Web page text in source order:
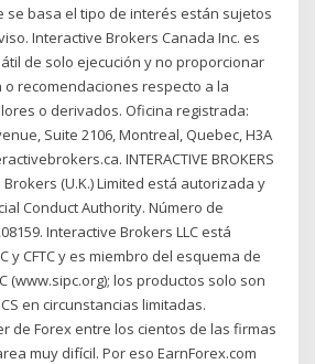
se basa el tipo de interés están sujetos
Interactive Brokers Canada Inc. es
de solo ejecución y no proporcionar
recomendaciones respecto a la
o derivados. Oficina registrada:
Suite 2106, Montreal, Quebec, H3A
INTERACTIVE BROKERS
Brokers (U.K.) Limited está autorizada y
Conduct Authority. Número de
Interactive Brokers LLC está
y CFTC y es miembro del esquema de
(www.sipc.org); los productos solo son
en circunstancias limitadas.
de Forex entre los cientos de las firmas
muy difícil. Por eso EarnForex.com